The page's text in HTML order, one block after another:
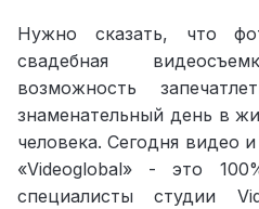
Нужно сказать, что
свадебная
возможность
знаменательный день в
человека. Сегодня видео
«Videoglobal» - это
специалисты студии